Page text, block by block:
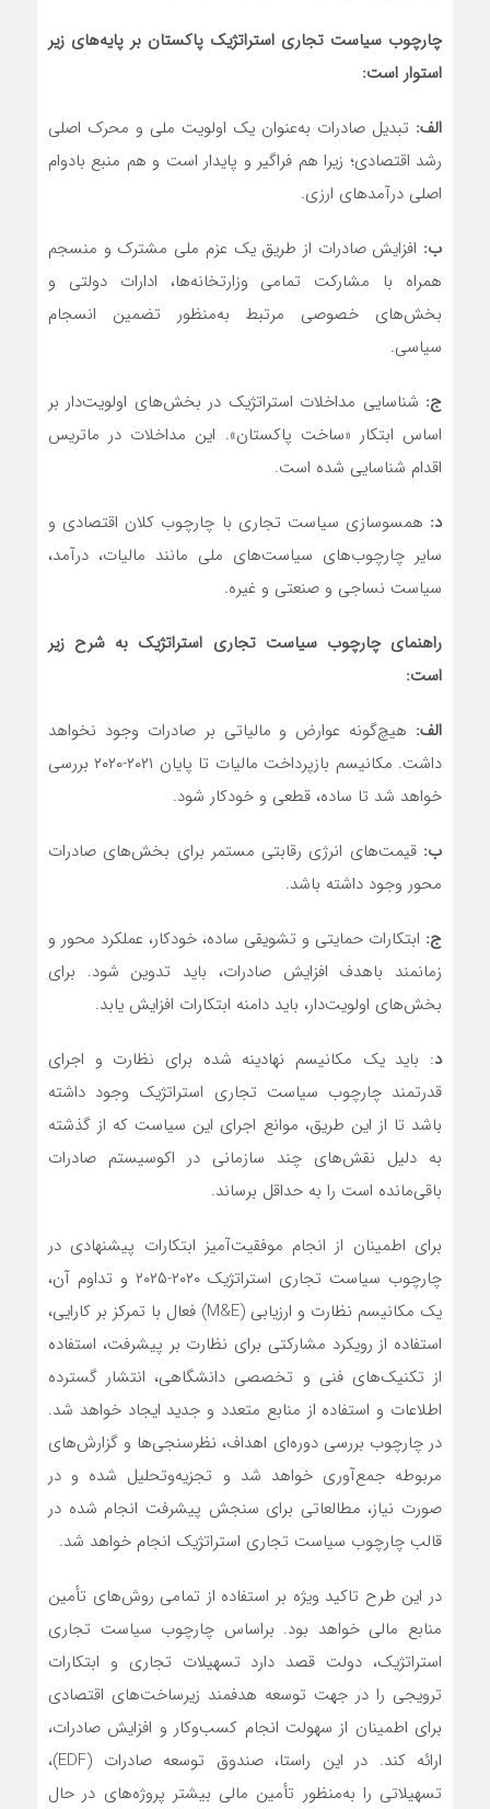
چارچوب سیاست تجاری استراتژیک پاکستان بر پایه‌های زیر
استوار است:
الف: تبدیل صادرات به‌عنوان یک اولویت ملی و محرک اصلی
رشد اقتصادی؛ زیرا هم فراگیر و پایدار است و هم منبع بادوام
اصلی درآمدهای ارزی.
ب: افزایش صادرات از طریق یک عزم ملی مشترک و منسجم
همراه با مشارکت تمامی وزارتخانه‌ها، ادارات دولتی و
بخش‌های خصوصی مرتبط به‌منظور تضمین انسجام
سیاسی.
ج: شناسایی مداخلات استراتژیک در بخش‌های اولویت‌دار بر
اساس ابتکار «ساخت پاکستان». این مداخلات در ماتریس
اقدام شناسایی شده است.
د: همسوسازی سیاست تجاری با چارچوب کلان اقتصادی و
سایر چارچوب‌های سیاست‌های ملی مانند مالیات، درآمد،
سیاست نساجی و صنعتی و غیره.
راهنمای چارچوب سیاست تجاری استراتژیک به شرح زیر
است:
الف: هیچ‌گونه عوارض و مالیاتی بر صادرات وجود نخواهد
داشت. مکانیسم بازپرداخت مالیات تا پایان ۲۰۲۱-۲۰۲۰ بررسی
خواهد شد تا ساده، قطعی و خودکار شود.
ب: قیمت‌های انرژی رقابتی مستمر برای بخش‌های صادرات
محور وجود داشته باشد.
ج: ابتکارات حمایتی و تشویقی ساده، خودکار، عملکرد محور و
زمانمند باهدف افزایش صادرات، باید تدوین شود. برای
بخش‌های اولویت‌دار، باید دامنه ابتکارات افزایش یابد.
د: باید یک مکانیسم نهادینه شده برای نظارت و اجرای
قدرتمند چارچوب سیاست تجاری استراتژیک وجود داشته
باشد تا از این طریق، موانع اجرای این سیاست که از گذشته
به دلیل نقش‌های چند سازمانی در اکوسیستم صادرات
باقی‌مانده است را به حداقل برساند.
برای اطمینان از انجام موفقیت‌آمیز ابتکارات پیشنهادی در
چارچوب سیاست تجاری استراتژیک ۲۰۲۰-۲۰۲۵ و تداوم آن،
یک مکانیسم نظارت و ارزیابی (M&E) فعال با تمرکز بر کارایی،
استفاده از رویکرد مشارکتی برای نظارت بر پیشرفت، استفاده
از تکنیک‌های فنی و تخصصی دانشگاهی، انتشار گسترده
اطلاعات و استفاده از منابع متعدد و جدید ایجاد خواهد شد.
در چارچوب بررسی دوره‌ای اهداف، نظرسنجی‌ها و گزارش‌های
مربوطه جمع‌آوری خواهد شد و تجزیه‌وتحلیل شده و در
صورت نیاز، مطالعاتی برای سنجش پیشرفت انجام شده در
قالب چارچوب سیاست تجاری استراتژیک انجام خواهد شد.
در این طرح تاکید ویژه بر استفاده از تمامی روش‌های تأمین
منابع مالی خواهد بود. براساس چارچوب سیاست تجاری
استراتژیک، دولت قصد دارد تسهیلات تجاری و ابتکارات
ترویجی را در جهت توسعه هدفمند زیرساخت‌های اقتصادی
برای اطمینان از سهولت انجام کسب‌وکار و افزایش صادرات،
ارائه کند. در این راستا، صندوق توسعه صادرات (EDF)،
تسهیلاتی را به‌منظور تأمین مالی بیشتر پروژه‌های در حال